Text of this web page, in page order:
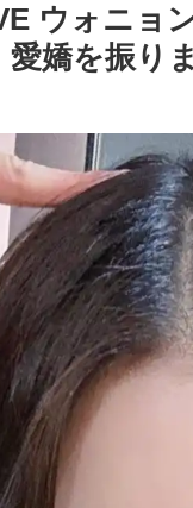
ウォニョ
嬌を振り